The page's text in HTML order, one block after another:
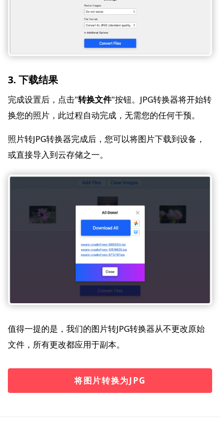
3. 下载结果
完成设置后，点击"转换文件"按钮。JPG转换器将开始转
换您的照片，此过程自动完成，无需您的任何干预。
照片转JPG转换器完成后，您可以将图片下载到设备，
或直接导入到云存储之一。
值得一提的是，我们的图片转JPG转换器从不更改原始
文件，所有更改都应用于副本。
将图片转换为JPG